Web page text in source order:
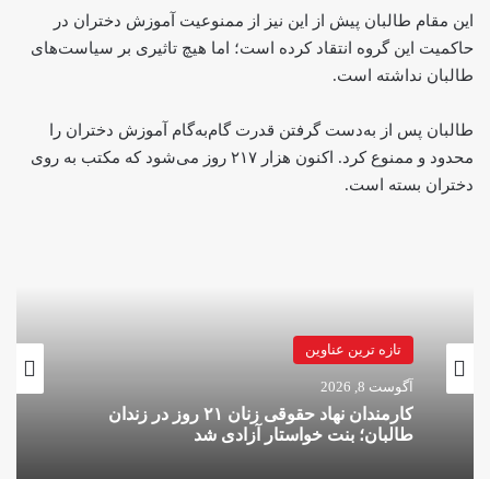
این مقام طالبان پیش از این نیز از ممنوعیت آموزش دختران در
حاکمیت این گروه انتقاد کرده است؛ اما هیچ تاثیری بر سیاست‌های
طالبان نداشته است.
طالبان پس از به‌دست گرفتن قدرت گام‌به‌گام آموزش دختران را
محدود و ممنوع کرد. اکنون هزار ۲۱۷ روز می‌شود که مکتب به روی
دختران بسته است.
تازه ترین عناوین
آگوست 8, 2026
کارمندان نهاد حقوقی زنان ۲۱ روز در زندان
طالبان؛ بنت خواستار آزادی شد